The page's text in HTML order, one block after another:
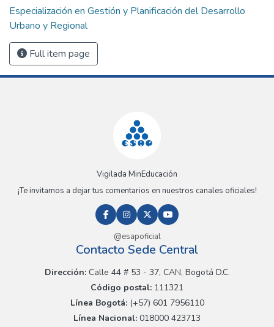
Especialización en Gestión y Planificación del Desarrollo
Urbano y Regional
Full item page
Vigilada MinEducación
¡Te invitamos a dejar tus comentarios en nuestros canales oficiales!
@esapoficial
Contacto Sede Central
Dirección:Calle 44 # 53 - 37, CAN, Bogotá D.C.
Código postal: 111321
Línea Bogotá:(+57) 601 7956110
Línea Nacional: 018000 423713